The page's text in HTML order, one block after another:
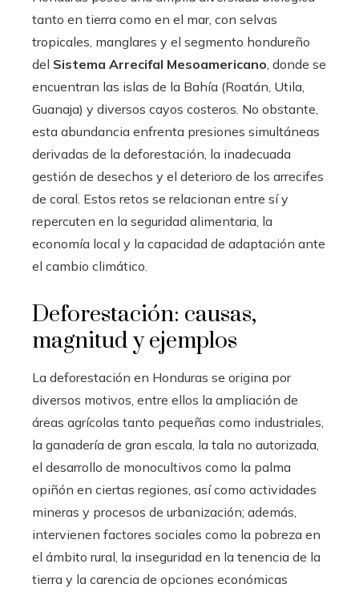
tanto en tierra como en el mar, con selvas
tropicales, manglares y el segmento hondureño
del Sistema Arrecifal Mesoamericano , donde se
encuentran las islas de la Bahía (Roatán, Utila,
Guanaja) y diversos cayos costeros. No obstante,
esta abundancia enfrenta presiones simultáneas
derivadas de la deforestación, la inadecuada
gestión de desechos y el deterioro de los arrecifes
de coral. Estos retos se relacionan entre sí y
repercuten en la seguridad alimentaria, la
economía local y la capacidad de adaptación ante
el cambio climático.
Deforestación: causas,
magnitud y ejemplos
La deforestación en Honduras se origina por
diversos motivos, entre ellos la ampliación de
áreas agrícolas tanto pequeñas como industriales,
la ganadería de gran escala, la tala no autorizada,
el desarrollo de monocultivos como la palma
opiñón en ciertas regiones, así como actividades
mineras y procesos de urbanización; además,
intervienen factores sociales como la pobreza en
el ámbito rural, la inseguridad en la tenencia de la
tierra y la carencia de opciones económicas